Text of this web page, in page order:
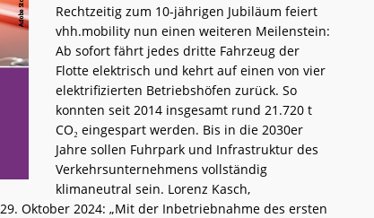
Rechtzeitig zum 10-jährigen Jubiläum feiert
vhh.mobility nun einen weiteren Meilenstein:
Ab sofort fährt jedes dritte Fahrzeug der
Flotte elektrisch und kehrt auf einen von vier
elektrifizierten Betriebshöfen zurück. So
konnten seit 2014 insgesamt rund 21.720 t
CO₂ eingespart werden. Bis in die 2030er
Jahre sollen Fuhrpark und Infrastruktur des
Verkehrsunternehmens vollständig
klimaneutral sein. Lorenz Kasch,
Oktober 2024: „Mit der Inbetriebnahme des ersten